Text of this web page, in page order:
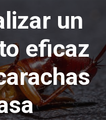
un
eficaz